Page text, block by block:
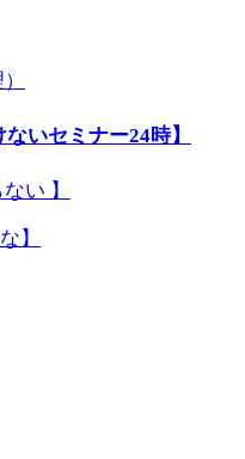
いセミナー24時】
い 】
】